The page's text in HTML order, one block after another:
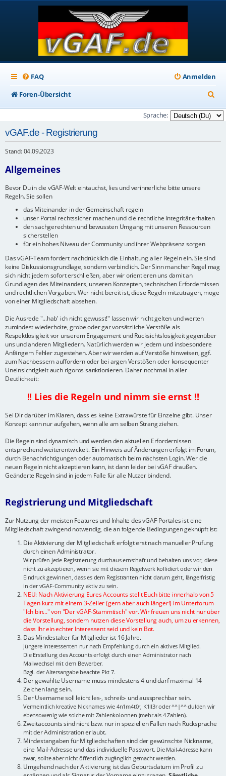
FAQ
Anmelden
Foren-Übersicht
u
c
Sprache:
vGAF.de - Registrierung
Stand: 04.09.2023
Allgemeines
Bevor Du in die vGAF-Welt eintauchst, lies und verinnerliche bitte unsere
Regeln. Sie sollen
das Miteinander in der Gemeinschaft regeln
unser Portal rechtssicher machen und die rechtliche Integrität erhalten
den sachgerechten und bewussten Umgang mit unseren Ressourcen
sicherstellen
für ein hohes Niveau der Community und ihrer Webpräsenz sorgen
Das vGAF-Team fordert nachdrücklich die Einhaltung aller Regeln ein. Sie sind
keine Diskussionsgrundlage, sondern verbindlich. Der Sinn mancher Regel mag
sich nicht jedem sofort erschließen, aber wir orientieren uns damit an
Grundlagen des Miteinanders, unseren Konzepten, technischen Erfordernissen
und rechtlichen Vorgaben. Wer nicht bereit ist, diese Regeln mitzutragen, möge
von einer Mitgliedschaft absehen.
Die Ausrede "...hab' ich nicht gewusst!" lassen wir nicht gelten und werten
zumindest wiederholte, grobe oder gar vorsätzliche Verstöße als
Respektlosigkeit vor unserem Engagement und Rücksichtslosigkeit gegenüber
uns und anderen Mitgliedern. Natürlich werden wir jedem und insbesondere
Anfängern Fehler zugestehen. Aber wir werden auf Verstöße hinweisen, ggf.
zum Nachbessern auffordern oder bei argen Verstößen oder konsequenter
Uneinsichtigkeit auch rigoros sanktionieren. Daher nochmal in aller
Deutlichkeit:
!! Lies die Regeln und nimm sie ernst !!
Sei Dir darüber im Klaren, dass es keine Extrawürste für Einzelne gibt. Unser
Konzept kann nur aufgehen, wenn alle am selben Strang ziehen.
Die Regeln sind dynamisch und werden den aktuellen Erfordernissen
entsprechend weiterentwickelt. Ein Hinweis auf Änderungen erfolgt im Forum,
durch Benachrichtigungen oder automatisch beim nächsten Login. Wer die
neuen Regeln nicht akzeptieren kann, ist dann leider bei vGAF draußen.
Geänderte Regeln sind in jedem Falle für alle Nutzer bindend.
Registrierung und Mitgliedschaft
Zur Nutzung der meisten Features und Inhalte des vGAF-Portales ist eine
Mitgliedschaft zwingend notwendig, die an folgende Bedingungen geknüpft ist:
Die Aktivierung der Mitgliedschaft erfolgt erst nach manueller Prüfung
durch einen Administrator.
Wir prüfen jede Registrierung durchaus ernsthaft und behalten uns vor, diese
nicht zu akzeptieren, wenn sie mit diesem Regelwerk kollidiert oder wir den
Eindruck gewinnen, dass es dem Registranten nicht darum geht, längerfristig
in der vGAF-Community aktiv zu sein.
NEU: Nach Aktivierung Eures Accounts stellt Euch bitte innerhalb von 5
Tagen kurz mit einem 3-Zeiler (gern aber auch länger!) im Unterforum
"Ich bin..." von "Der vGAF-Stammtisch" vor. Wir freuen uns nicht nur über
die Vorstellung, sondern nutzen diese Vorstellung auch, um zu erkennen,
dass Ihr ein echter Interessent seid und kein Bot.
Das Mindestalter für Mitglieder ist 16 Jahre.
Jüngere Interessenten nur nach Empfehlung durch ein aktives Mitglied.
Die Erstellung des Accounts erfolgt durch einen Administrator nach
Mailwechsel mit dem Bewerber.
Bzgl. der Altersangabe beachte Pkt 7.
Der gewählte Username muss mindestens 4 und darf maximal 14
Zeichen lang sein.
Der Username soll leicht les-, schreib- und aussprechbar sein.
Vermeintlich kreative Nicknames wie 4n1m4t0r, K1ll3r oder ^^|^^ dulden wir
ebensowenig wie solche mit Zahlenkolonnen (mehr als 4 Zahlen).
Zweitaccounts sind nicht bzw. nur in speziellen Fällen nach Rücksprache
mit der Administration erlaubt.
Mindestangaben für Mitgliedschaften sind der gewünschte Nickname,
eine Mail-Adresse und das individuelle Passwort. Die Mail-Adresse kann
zwar, sollte aber nicht öffentlich zugänglich gemacht werden.
Umgehend nach der Aktivierung ist das Geburtsdatum im Profil zu